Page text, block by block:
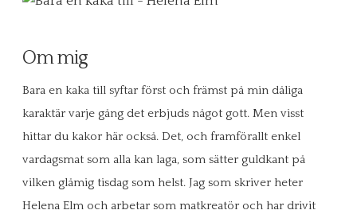
Om mig
Bara en kaka till syftar först och främst på min dåliga
karaktär varje gång det erbjuds något gott. Men visst
hittar du kakor här också. Det, och framförallt enkel
vardagsmat som alla kan laga, som sätter guldkant på
vilken glåmig tisdag som helst. Jag som skriver heter
Helena Elm och arbetar som matkreatör och har drivit